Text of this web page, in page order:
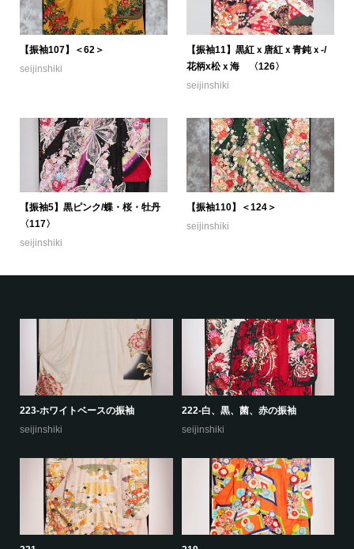
【振袖107】＜62＞
seijinshiki
【振袖11】黒紅ｘ唐紅ｘ青鈍ｘ-/
花柄x松ｘ海 〈126〉
seijinshiki
【振袖5】黒ピンク/蝶・桜・牡丹
〈117〉
seijinshiki
【振袖110】＜124＞
seijinshiki
227
seijinshiki
226
seijinshiki